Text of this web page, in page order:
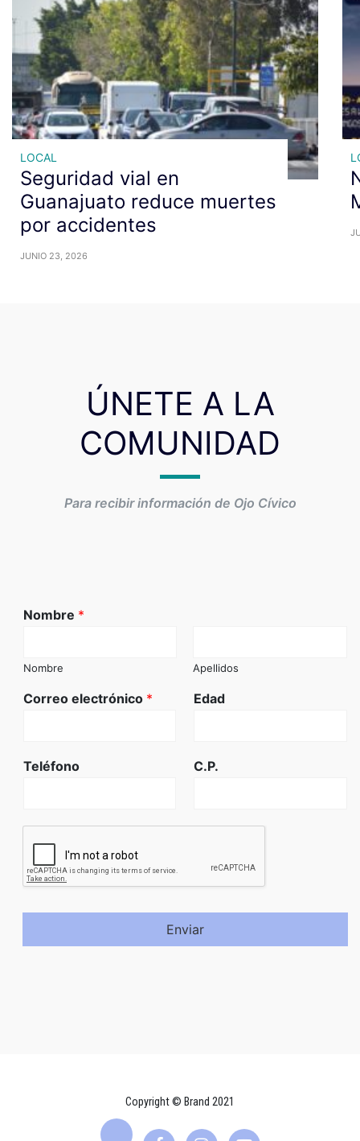
LOCAL
Seguridad vial en
Guanajuato reduce muertes
por accidentes
JUNIO 23, 2026
ÚNETE A LA
COMUNIDAD
Para recibir información de Ojo Cívico
Nombre *
Nombre Apellidos
Correo electrónico * Edad
Teléfono C.P.
Enviar
Copyright © Brand 2021